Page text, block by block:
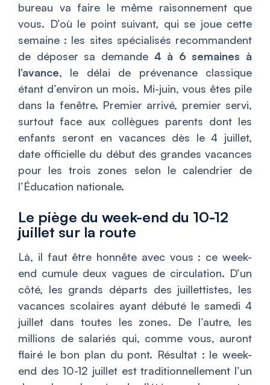
bureau va faire le même raisonnement que
vous. D’où le point suivant, qui se joue cette
semaine : les sites spécialisés recommandent
de déposer sa demande 4 à 6 semaines à
l’avance, le délai de prévenance classique
étant d’environ un mois. Mi-juin, vous êtes pile
dans la fenêtre. Premier arrivé, premier servi,
surtout face aux collègues parents dont les
enfants seront en vacances dès le 4 juillet,
date officielle du début des grandes vacances
pour les trois zones selon le calendrier de
l’Éducation nationale.
Le piège du week-end du 10-12
juillet sur la route
Là, il faut être honnête avec vous : ce week-
end cumule deux vagues de circulation. D’un
côté, les grands départs des juillettistes, les
vacances scolaires ayant débuté le samedi 4
juillet dans toutes les zones. De l’autre, les
millions de salariés qui, comme vous, auront
flairé le bon plan du pont. Résultat : le week-
end des 10-12 juillet est traditionnellement l’un